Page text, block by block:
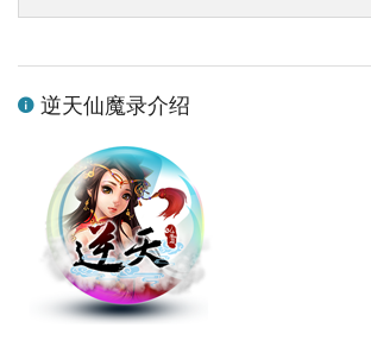
逆天仙魔录介绍